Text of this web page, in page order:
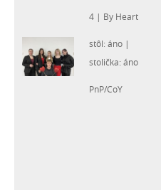
4 | By Heart
stôl: áno |
stolička: áno
PnP/CoY